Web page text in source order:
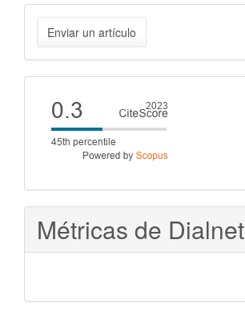
Enviar
un
artículo
Enviar un artículo
Cite
score
Métricas de Dialnet